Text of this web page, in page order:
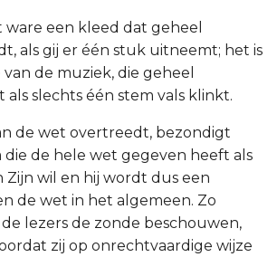
ware een kleed dat geheel
als gij er één stuk uitneemt; het is
de muziek, die geheel
slechts één stem vals klinkt.
de wet overtreedt, bezondigt
die de hele wet gegeven heeft als
wil en hij wordt dus een
de wet in het algemeen. Zo
lezers de zonde beschouwen,
zij op onrechtvaardige wijze